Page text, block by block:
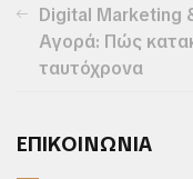
Digital Marketing
Αγορά: Πώς
ταυτόχρονα
ΕΠΙΚΟΙΝΩΝΙΑ